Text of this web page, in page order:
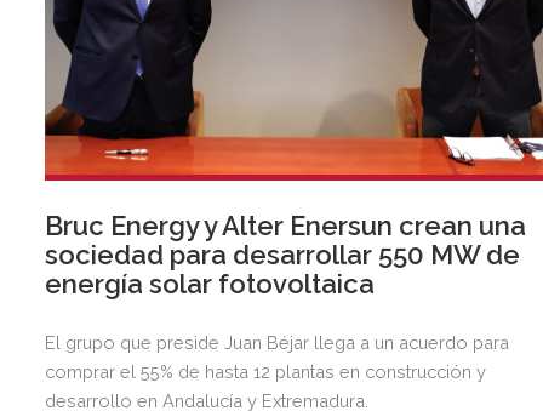
Bruc Energy y Alter Enersun crean una
sociedad para desarrollar 550 MW de
energía solar fotovoltaica
El grupo que preside Juan Béjar llega a un acuerdo para
comprar el 55% de hasta 12 plantas en construcción y
desarrollo en Andalucía y Extremadura.